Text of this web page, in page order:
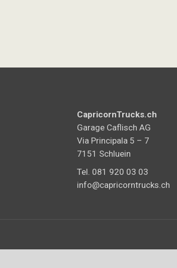
CapricornTrucks.ch
Garage Caflisch AG
Via Principala 5 – 7
7151 Schluein
Tel. 081 920 03 03
info@capricorntrucks.ch